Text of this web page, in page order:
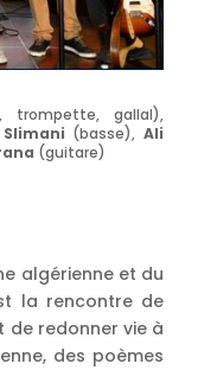
trompette, gallal),
(basse), Ali
(guitare)
algérienne et du
la rencontre de
de redonner vie à
des poèmes